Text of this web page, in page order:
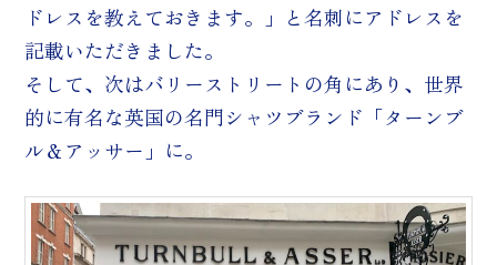
ドレスを教えておきます。」と名刺にアドレスを
記載いただきました。
そして、次はバリーストリートの角にあり、世界
的に有名な英国の名門シャツブランド「ターンブ
ル＆アッサー」に。